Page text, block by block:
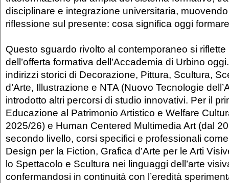
disciplinare e integrazione universitaria,
riflessione sul presente: cosa significa oggi
Questo sguardo rivolto al contemporaneo si
dell’offerta formativa dell'Accademia di Urbino
indirizzi storici di Decorazione, Pittura, Scultura,
d’Arte, Illustrazione e NTA (Nuovo Tecnologie
introdotto altri percorsi di studio innovativi. Per il
Educazione al Patrimonio Artistico e Welfare
2025/26) e Human Centered Multimedia Art (dal
secondo livello, corsi specifici e professionali
Design per la Fiction, Grafica d’Arte per le Arti
lo Spettacolo e Scultura nei linguaggi dell’arte
confermandosi in continuità con l’eredità